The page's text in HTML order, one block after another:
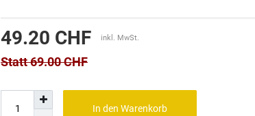
Statt 69.00 CHF
49.20 CHF inkl. MwSt.
In den Warenkorb